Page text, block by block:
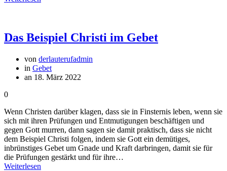
Das Beispiel Christi im Gebet
von derlauterufadmin
in Gebet
an 18. März 2022
0
Wenn Christen darüber klagen, dass sie in Finsternis leben, wenn sie
sich mit ihren Prüfungen und Entmutigungen beschäftigen und
gegen Gott murren, dann sagen sie damit praktisch, dass sie nicht
dem Beispiel Christi folgen, indem sie Gott ein demütiges,
inbrünstiges Gebet um Gnade und Kraft darbringen, damit sie für
die Prüfungen gestärkt und für ihre…
Weiterlesen